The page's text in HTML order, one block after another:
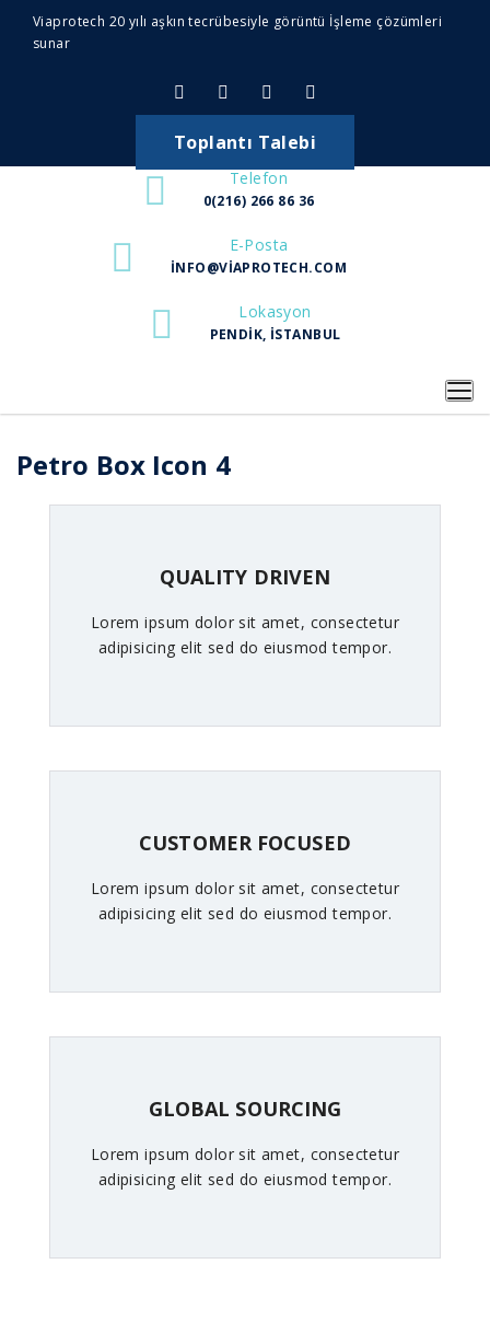
Viaprotech 20 yılı aşkın tecrübesiyle görüntü İşleme çözümleri
sunar
Toplantı Talebi
Telefon
0(216) 266 86 36
E-Posta
INFO@VIAPROTECH.COM
Lokasyon
PENDIK, İSTANBUL
Petro Box Icon 4
QUALITY DRIVEN
Lorem ipsum dolor sit amet, consectetur
adipisicing elit sed do eiusmod tempor.
CUSTOMER FOCUSED
Lorem ipsum dolor sit amet, consectetur
adipisicing elit sed do eiusmod tempor.
GLOBAL SOURCING
Lorem ipsum dolor sit amet, consectetur
adipisicing elit sed do eiusmod tempor.